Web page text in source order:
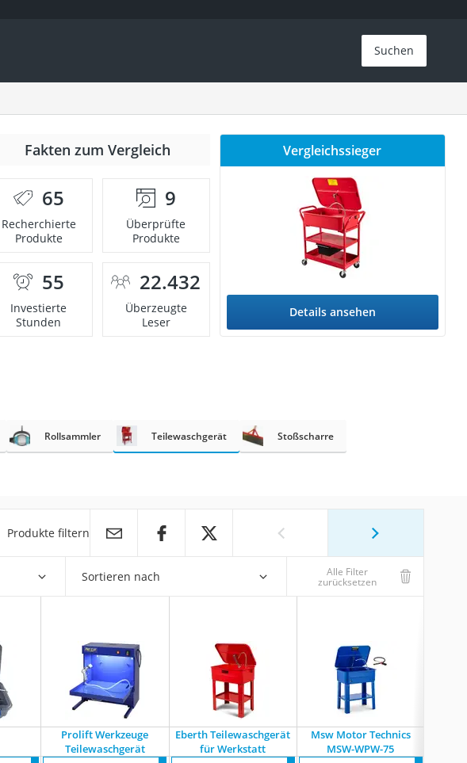
Suchen
Fakten zum Vergleich
65
Recherchierte
Produkte
9
Überprüfte
Produkte
55
Investierte
Stunden
22.432
Überzeugte
Leser
Vergleichssieger
Details ansehen
Rollsammler Teilewaschgerät Stoßscharre
Produkte filtern
Sortieren nach Alle Filter
zurücksetzen
Prolift Werkzeuge
Teilewaschgerät
Eberth Teilewaschgerät
für Werkstatt
Msw Motor Technics
MSW-WPW-75